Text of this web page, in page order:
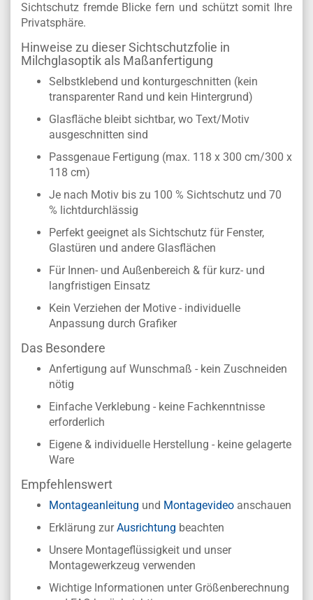
Sichtschutz fremde Blicke fern und schützt somit Ihre
Privatsphäre.
Hinweise zu dieser Sichtschutzfolie in
Milchglasoptik als Maßanfertigung
Selbstklebend und konturgeschnitten (kein
transparenter Rand und kein Hintergrund)
Glasfläche bleibt sichtbar, wo Text/Motiv
ausgeschnitten sind
Passgenaue Fertigung (max. 118 x 300 cm/300 x
118 cm)
Je nach Motiv bis zu 100 % Sichtschutz und 70
% lichtdurchlässig
Perfekt geeignet als Sichtschutz für Fenster,
Glastüren und andere Glasflächen
Für Innen- und Außenbereich & für kurz- und
langfristigen Einsatz
Kein Verziehen der Motive - individuelle
Anpassung durch Grafiker
Das Besondere
Anfertigung auf Wunschmaß - kein Zuschneiden
nötig
Einfache Verklebung - keine Fachkenntnisse
erforderlich
Eigene & individuelle Herstellung - keine gelagerte
Ware
Empfehlenswert
Montageanleitung und Montagevideo anschauen
Erklärung zurAusrichtung beachten
Unsere Montageflüssigkeit und unser
Montagewerkzeug verwenden
Wichtige Informationen unter Größenberechnung